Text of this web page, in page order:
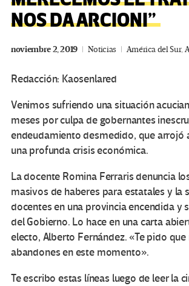
NOS DA ARCIONI”
noviembre 2, 2019 Noticias América del Sur,
Redacción: Kaosenlared
Venimos sufriendo una situación
meses por culpa de gobernantes
endeudamiento desmedido, que arrojó
una profunda crisis económica.
La docente Romina Ferraris denuncia
masivos de haberes para estatales y la
docentes en una provincia encendida y
del Gobierno. Lo hace en una carta
electo, Alberto Fernández. «Te pido que
abandones en este momento».
Te escribo estas líneas luego de leer la